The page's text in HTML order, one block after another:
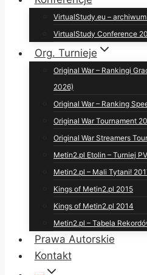
VirtualStudy.eu –
VirtualStudy Conference
Org. Turnieje
Original War – Rankingi
2026)
Original War – Ranking
Original War Tournament
Original War Streamers
Metin2.pl Etolin – Turniej
Metin2.pl – Mali Tytani!
Kings of Metin2.pl 2015
Kings of Metin2.pl 2014
Metin2.pl – Tabela
Prawa Autorskie
Kontakt